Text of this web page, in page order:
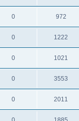
0 972
0 1222
0 1021
0 3553
0 2011